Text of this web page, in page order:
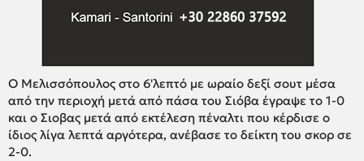
Ο Μελισσόπουλος στο 6'λεπτό με ωραίο δεξί σουτ μέσα
από την περιοχή μετά από πάσα του Σιόβα έγραψε το 1-0
και ο Σιοβας μετά από εκτέλεση πέναλτι που κέρδισε ο
ίδιος λίγα λεπτά αργότερα, ανέβασε το δείκτη του σκορ σε
2-0.